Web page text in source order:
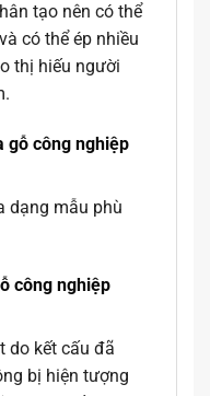
tạo nên có thể
có thể ép nhiều
thị hiếu người
gỗ công nghiệp
dạng mẫu phù
công nghiệp
do kết cấu đã
bị hiện tượng